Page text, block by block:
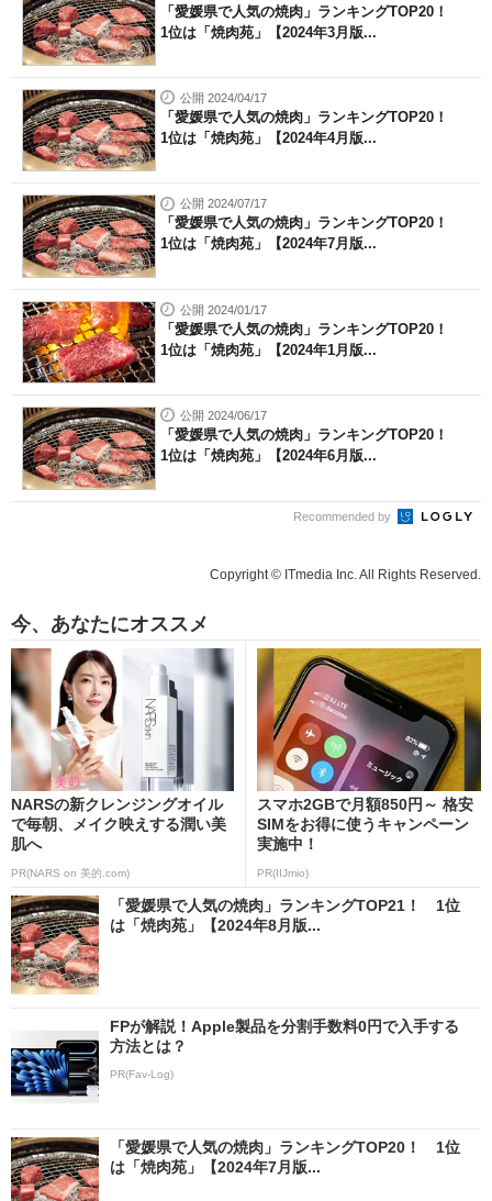
「愛媛県で人気の焼肉」ランキングTOP20！
1位は「焼肉苑」【2024年3月版...
公開 2024/04/17
「愛媛県で人気の焼肉」ランキングTOP20！
1位は「焼肉苑」【2024年4月版...
公開 2024/07/17
「愛媛県で人気の焼肉」ランキングTOP20！
1位は「焼肉苑」【2024年7月版...
公開 2024/01/17
「愛媛県で人気の焼肉」ランキングTOP20！
1位は「焼肉苑」【2024年1月版...
公開 2024/06/17
「愛媛県で人気の焼肉」ランキングTOP20！
1位は「焼肉苑」【2024年6月版...
Recommended by
Copyright © ITmedia Inc. All Rights Reserved.
今、あなたにオススメ
NARSの新クレンジングオイル
で毎朝、メイク映えする潤い美
肌へ
PR(NARS on 美的.com)
スマホ2GBで月額850円～ 格安
SIMをお得に使うキャンペーン
実施中！
PR(IIJmio)
「愛媛県で人気の焼肉」ランキングTOP21！ 1位
は「焼肉苑」【2024年8月版...
FPが解説！Apple製品を分割手数料0円で入手する
方法とは？
PR(Fav-Log)
「愛媛県で人気の焼肉」ランキングTOP20！ 1位
は「焼肉苑」【2024年7月版...